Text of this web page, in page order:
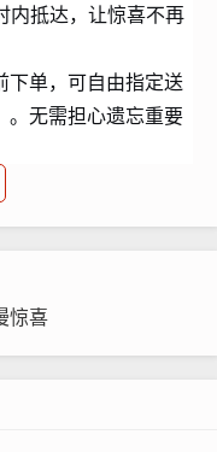
内抵达，让惊喜不再
下单，可自由指定送
。无需担心遗忘重要
的贺卡代写服务，您
盒等多种选择，满
惊喜​